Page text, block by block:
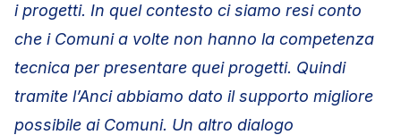
i progetti. In quel contesto ci siamo resi conto
che i Comuni a volte non hanno la competenza
tecnica per presentare quei progetti. Quindi
tramite l’Anci abbiamo dato il supporto migliore
possibile ai Comuni. Un altro dialogo